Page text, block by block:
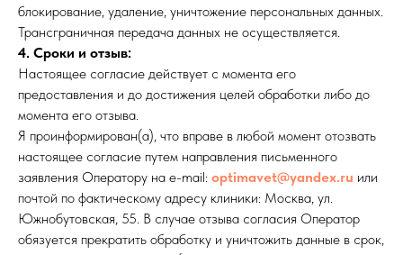
блокирование, удаление, уничтожение персональных данных.
Трансграничная передача данных не осуществляется.
4. Сроки и отзыв:
Настоящее согласие действует с момента его
предоставления и до достижения целей обработки либо до
момента его отзыва.
Я проинформирован(а), что вправе в любой момент отозвать
настоящее согласие путем направления письменного
заявления Оператору на e-mail: optimavet@yandex.ru или
почтой по фактическому адресу клиники: Москва, ул.
Южнобутовская, 55. В случае отзыва согласия Оператор
обязуется прекратить обработку и уничтожить данные в срок,